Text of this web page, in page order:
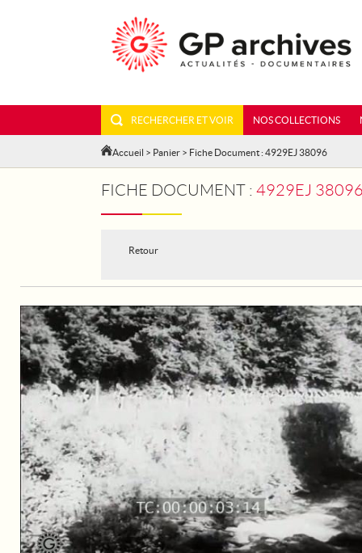
RECHERCHER ET VOIR NOS COLLECTIONS
Accueil > Panier > Fiche Document : 4929EJ 38096
FICHE DOCUMENT : 4929EJ 38096
Retour